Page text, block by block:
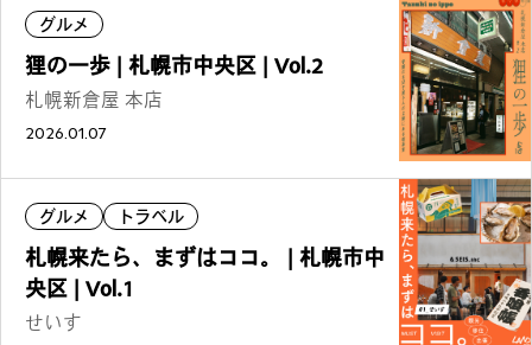
グルメ
狸の一歩 | 札幌市中央区 | Vol.2
札幌新倉屋 本店
2026.01.07
グルメ トラベル
札幌来たら、まずはココ。 | 札幌市中
央区 | Vol.1
せいす